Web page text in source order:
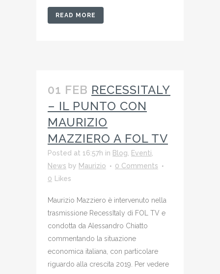
READ MORE
01 FEB RECESSITALY
– IL PUNTO CON
MAURIZIO
MAZZIERO A FOL TV
Posted at 16:57h in Blog Eventi
News by Maurizio
0 Comments
0 Likes
Maurizio Mazziero è intervenuto nella
trasmissione RecessItaly di FOL TV e
condotta da Alessandro Chiatto
commentando la situazione
economica italiana, con particolare
riguardo alla crescita 2019. Per vedere